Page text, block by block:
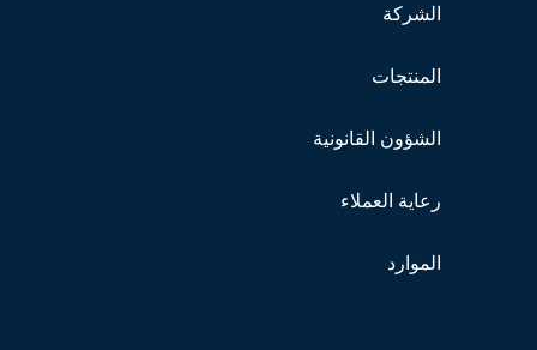
الشركة
المنتجات
الشؤون القانونية
رعاية العملاء
الموارد